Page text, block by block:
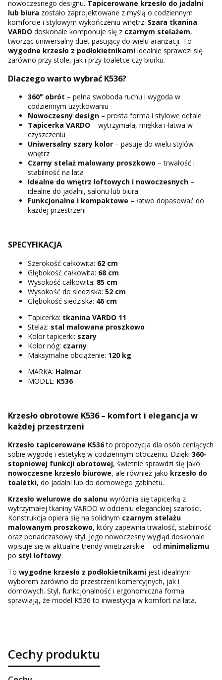
nowoczesnego designu. Tapicerowane krzesło do jadalni
lub biura zostało zaprojektowane z myślą o codziennym
komforcie i stylowym wykończeniu wnętrz. Szara tkanina
VARDO doskonale komponuje się z czarnym stelażem,
tworząc uniwersalny duet pasujący do wielu aranżacji. To
wygodne krzesło z podłokietnikami idealnie sprawdzi się
zarówno przy stole, jak i przy toaletce czy biurku.
Dlaczego warto wybrać K536?
360° obrót – pełna swoboda ruchu i wygoda w
codziennym użytkowaniu
Nowoczesny design – prosta forma i stylowe detale
Tapicerka VARDO – wytrzymała, miękka i łatwa w
czyszczeniu
Uniwersalny szary kolor – pasuje do wielu stylów
wnętrz
Czarny stelaż malowany proszkowo – trwałość i
stabilność na lata
Idealne do wnętrz loftowych i nowoczesnych –
idealne do jadalni, salonu lub biura
Funkcjonalne i kompaktowe – łatwo dopasować do
każdej przestrzeni
SPECYFIKACJA
Szerokość całkowita: 62 cm
Głębokość całkowita: 68 cm
Wysokość całkowita: 85 cm
Wysokość do siedziska: 52 cm
Głębokość siedziska: 46 cm
Tapicerka: tkanina VARDO 11
Stelaż: stal malowana proszkowo
Kolor tapicerki: szary
Kolor nóg: czarny
Maksymalne obciążenie: 120 kg
MARKA: Halmar
MODEL: K536
Krzesło obrotowe K536 – komfort i elegancja w
każdej przestrzeni
Krzesło tapicerowane K536to propozycja dla osób ceniących
sobie wygodę i estetykę w codziennym otoczeniu. Dzięki 360-
stopniowej funkcji obrotowej, świetnie sprawdzi się jako
nowoczesne krzesło biurowe, ale również jako krzesło do
toaletki, do jadalni lub do domowego gabinetu.
Krzesło welurowe do salonu wyróżnia się tapicerką z
wytrzymałej tkaniny VARDO w odcieniu eleganckiej szarości.
Konstrukcja opiera się na solidnym czarnym stelażu
malowanym proszkowo, który zapewnia trwałość, stabilność
oraz ponadczasowy styl. Jego nowoczesny wygląd doskonale
wpisuje się w aktualne trendy wnętrzarskie – od minimalizmu
po styl loftowy.
To wygodne krzesło z podłokietnikami jest idealnym
wyborem zarówno do przestrzeni komercyjnych, jak i
domowych. Styl, funkcjonalność i ergonomiczna forma
sprawiają, że model K536 to inwestycja w komfort na lata.
Cechy produktu